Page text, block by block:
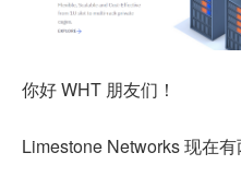
你好 WHT 朋友们！
Limestone Networks 现在有